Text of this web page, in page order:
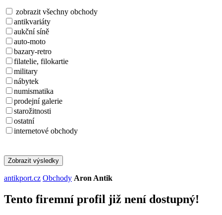
zobrazit všechny obchody
antikvariáty
aukční síně
auto-moto
bazary-retro
filatelie, filokartie
military
nábytek
numismatika
prodejní galerie
starožitnosti
ostatní
internetové obchody
Zobrazit výsledky
antikport.cz Obchody Aron Antik
Tento firemní profil již není dostupný!